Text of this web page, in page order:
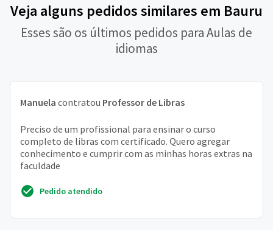
Veja alguns pedidos similares em Bauru
Esses são os últimos pedidos para Aulas de
idiomas
Manuela contratou Professor de Libras
Preciso de um profissional para ensinar o curso
completo de libras com certificado. Quero agregar
conhecimento e cumprir com as minhas horas extras na
faculdade
Pedido atendido